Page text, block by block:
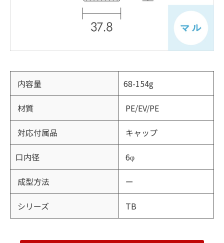
内容量 68-154g
材質 PE/EV/PE
対応付属品 キャップ
口内径 6φ
成型方法 ー
シリーズ TB